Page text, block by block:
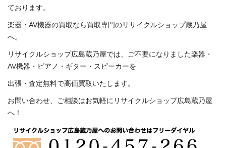
ております。
楽器・AV機器の買取なら買取専門のリサイクルショップ蔵乃屋
へ。
リサイクルショップ広島蔵乃屋では、ご不要になりました楽器・
AV機器・ピアノ・ギター・スピーカーを
出張・査定無料で高価買取いたします。
お問い合わせ、ご相談はお気軽にリサイクルショップ広島蔵乃屋
へ！